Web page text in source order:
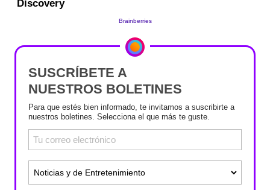
SUSCRÍBETE A
NUESTROS BOLETINES
Para que estés bien informado, te invitamos a suscribirte a
nuestros boletines. Selecciona el que más te guste.